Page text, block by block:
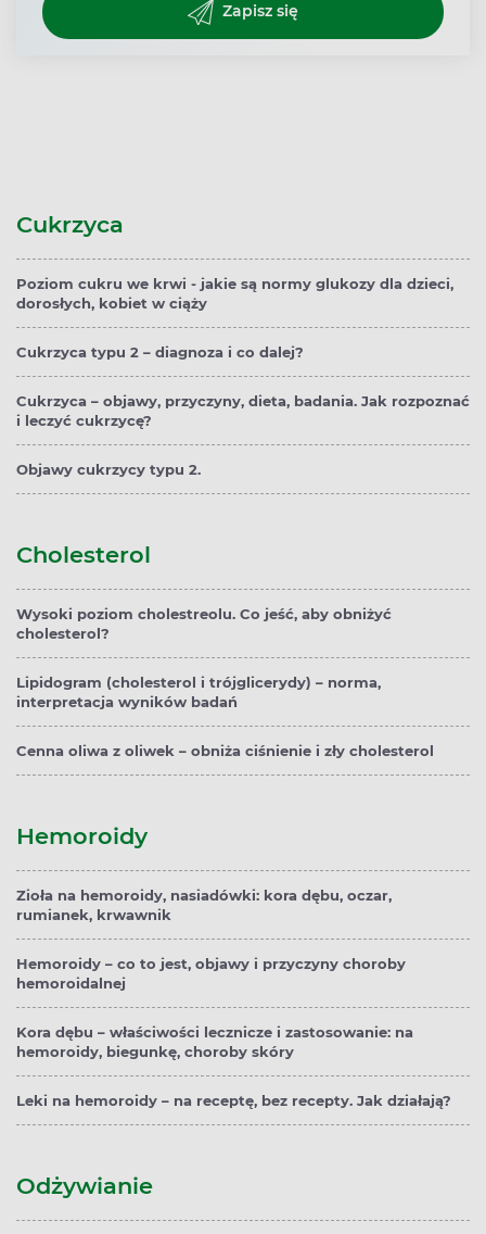
Zapisz się
Cukrzyca
Poziom cukru we krwi - jakie są normy glukozy dla dzieci,
dorosłych, kobiet w ciąży
Cukrzyca typu 2 – diagnoza i co dalej?
Cukrzyca – objawy, przyczyny, dieta, badania. Jak rozpoznać
i leczyć cukrzycę?
Objawy cukrzycy typu 2.
Cholesterol
Wysoki poziom cholestreolu. Co jeść, aby obniżyć
cholesterol?
Lipidogram (cholesterol i trójglicerydy) – norma,
interpretacja wyników badań
Cenna oliwa z oliwek – obniża ciśnienie i zły cholesterol
Hemoroidy
Zioła na hemoroidy, nasiadówki: kora dębu, oczar,
rumianek, krwawnik
Hemoroidy – co to jest, objawy i przyczyny choroby
hemoroidalnej
Kora dębu – właściwości lecznicze i zastosowanie: na
hemoroidy, biegunkę, choroby skóry
Leki na hemoroidy – na receptę, bez recepty. Jak działają?
Odżywianie